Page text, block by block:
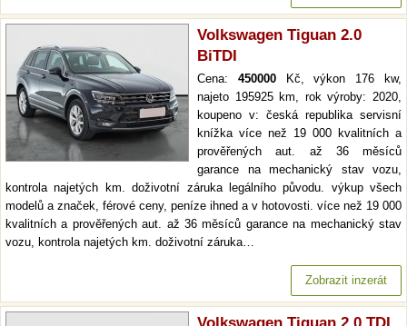
Volkswagen Tiguan 2.0
BiTDI
Cena: 450000Kč, výkon 176 kw,
najeto 195925 km, rok výroby: 2020,
koupeno v: česká republika servisní
knížka více než 19 000 kvalitních a
prověřených aut. až 36 měsíců
garance na mechanický stav vozu,
kontrola najetých km. doživotní záruka legálního původu. výkup všech
modelů a značek, férové ceny, peníze ihned a v hotovosti. více než 19 000
kvalitních a prověřených aut. až 36 měsíců garance na mechanický stav
vozu, kontrola najetých km. doživotní záruka…
Zobrazit inzerát